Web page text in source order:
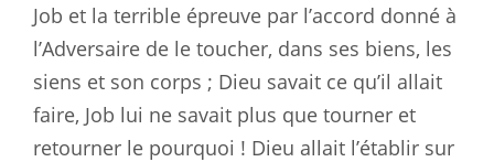
Job et la terrible épreuve par l’accord donné à
l’Adversaire de le toucher, dans ses biens, les
siens et son corps ; Dieu savait ce qu’il allait
faire, Job lui ne savait plus que tourner et
retourner le pourquoi ! Dieu allait l’établir sur